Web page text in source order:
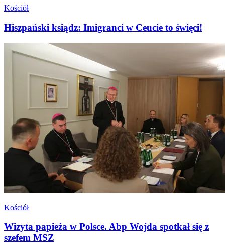
Kościół
Hiszpański ksiądz: Imigranci w Ceucie to święci!
Kościół
Wizyta papieża w Polsce. Abp Wojda spotkał się z
szefem MSZ